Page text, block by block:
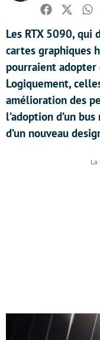
Facebook
Twitter
Les RTX 5090,
cartes graphiques
pourraient adopter
Logiquement,
amélioration des
l’adoption d’un
d’un nouveau